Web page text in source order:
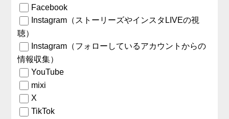
Facebook
Instagram（ストーリーズやインスタLIVEの視
聴）
Instagram（フォローしているアカウントからの
情報収集）
YouTube
mixi
X
TikTok